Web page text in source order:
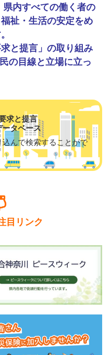
内すべての働く者の
祉・生活の安定をめ
と提言」の取り組み
の目線と立場に立っ
求と提言
タベース
んで検索することがで
目リンク